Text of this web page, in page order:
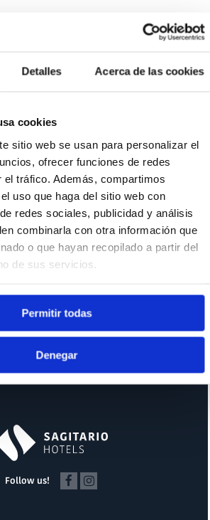
Detalles Acerca de las cookies
cookies
sitio web se usan para personalizar el
ofrecer funciones de redes
el tráfico. Además, compartimos
uso que haga del sitio web con
redes sociales, publicidad y análisis
combinarla con otra información que
o que hayan recopilado a partir del
de sus servicios.
Permitir todas
Denegar
9
139 €
10
173 € 139 € 196 € 145 €
16
122 €
17
122 €
18
122 €
19
-
23
111 €
24
111 €
25
139 €
26
103 € 105 €
105 €
Follow us!